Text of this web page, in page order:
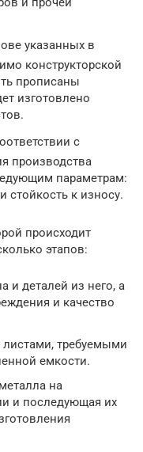
указанных в
конструкторской
прописаны
изготовлено
с
производства
параметрам:
стойкость к износу.
происходит
этапов:
и деталей из него, а
и качество
требуемыми
емкости.
на
и последующая их